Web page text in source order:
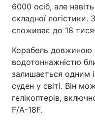
6000 осіб, але
складної логістики.
споживає до 18
Корабель довжиною
водотоннажністю
залишається одним
суден у світі. Він
гелікоптерів,
F/A-18F.